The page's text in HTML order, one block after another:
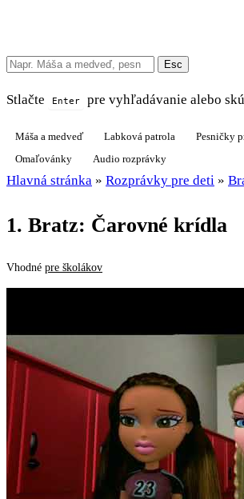
Esc
Stlačte Enter pre vyhľadávanie alebo
Máša a medveď Labková patrola
Pesničky
Omaľovánky
Audio rozprávky
Hlavná stránka » Rozprávky pre deti »
1. Bratz: Čarovné krídla
Vhodné pre školákov